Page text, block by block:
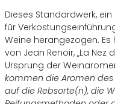
Dieses Standardwerk,
für
Weine herangezogen.
von Jean Renoir, „La Nez
Ursprung der
kommen die Aromen des
auf die Rebsorte(n), die